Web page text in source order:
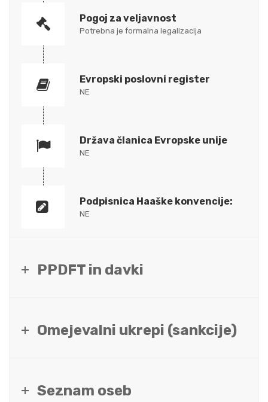
Pogoj za veljavnost
Potrebna je formalna legalizacija
Evropski poslovni register
NE
Država članica Evropske unije
NE
Podpisnica Haaške konvencije:
NE
PPDFT in davki
Omejevalni ukrepi (sankcije)
Seznam oseb